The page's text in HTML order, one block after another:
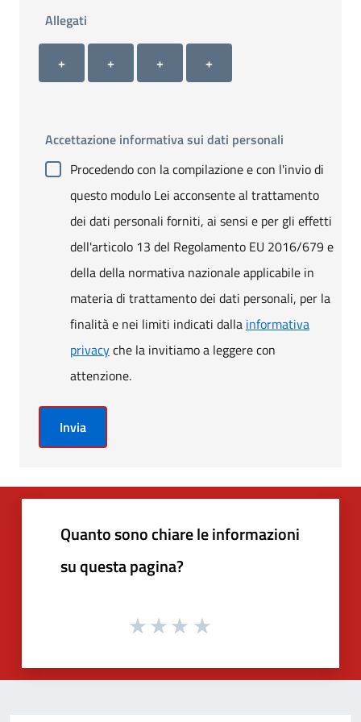
Allegati
Allegato 1
+
Allegato 2
+
Allegato 3
+
Allegato 4
+
Accettazione informativa sui dati personali
Procedendo con la compilazione e con l'invio di
questo modulo Lei acconsente al trattamento
dei dati personali forniti, ai sensi e per gli effetti
dell'articolo 13 del Regolamento EU 2016/679 e
della della normativa nazionale applicabile in
materia di trattamento dei dati personali, per la
finalità e nei limiti indicati dalla informativa
privacyche la invitiamo a leggere con
attenzione.
Invia
Quanto sono chiare le informazioni
su questa pagina?